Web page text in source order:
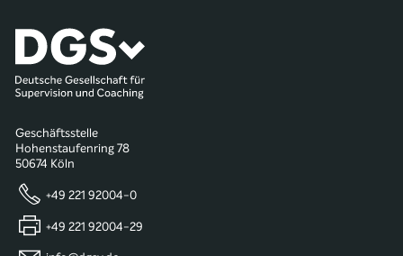
Geschäftsstelle
Hohenstaufenring 78
50674 Köln
+49 221 92004-0
+49 221 92004-29